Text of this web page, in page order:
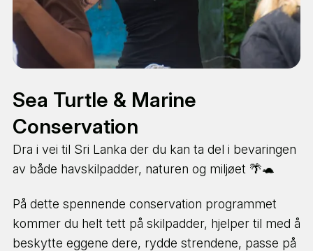
Sea Turtle & Marine
Conservation
Dra i vei til Sri Lanka der du kan ta del i bevaringen
av både havskilpadder, naturen og miljøet 🌴🐢
På dette spennende conservation programmet
kommer du helt tett på skilpadder, hjelper til med å
beskytte eggene dere, rydde strendene, passe på